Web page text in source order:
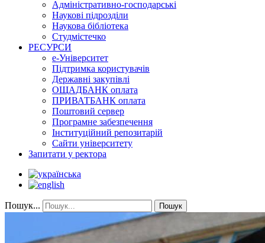
Адміністративно-господарські
Наукові підрозділи
Наукова бібліотека
Студмістечко
РЕСУРСИ
е-Університет
Підтримка користувачів
Державні закупівлі
ОЩАДБАНК оплата
ПРИВАТБАНК оплата
Поштовий сервер
Програмне забезпечення
Інституційний репозитарій
Сайти університету
Запитати у ректора
Пошук... Пошук